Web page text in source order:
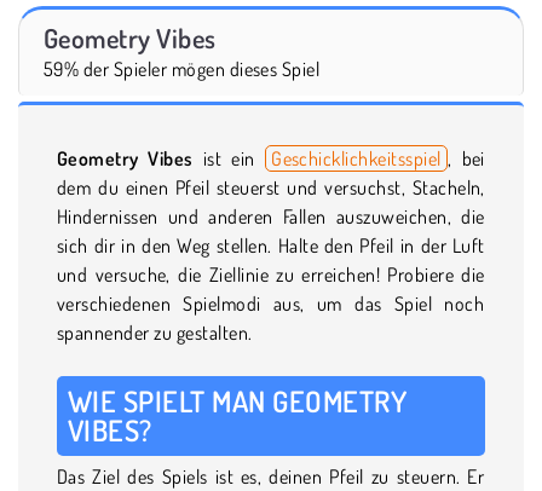
Geometry Vibes
59% der Spieler mögen dieses Spiel
Geometry Vibes ist ein Geschicklichkeitsspiel , bei
dem du einen Pfeil steuerst und versuchst, Stacheln,
Hindernissen und anderen Fallen auszuweichen, die
sich dir in den Weg stellen. Halte den Pfeil in der Luft
und versuche, die Ziellinie zu erreichen! Probiere die
verschiedenen Spielmodi aus, um das Spiel noch
spannender zu gestalten.
WIE SPIELT MAN GEOMETRY
VIBES?
Das Ziel des Spiels ist es, deinen Pfeil zu steuern. Er